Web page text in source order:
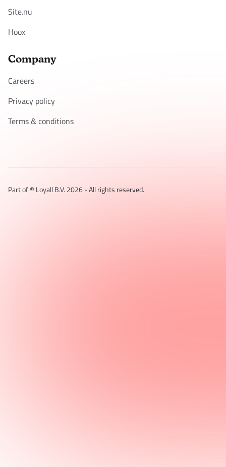
Site.nu
Hoox
Company
Careers
Privacy policy
Terms & conditions
Part of © Loyall B.V. 2026 - All rights reserved.